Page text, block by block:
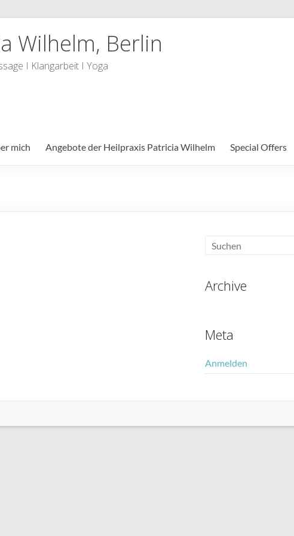
Wilhelm, Berlin
I Klangarbeit I Yoga
mich Angebote der Heilpraxis Patricia Wilhelm Special Offers
Archive
Meta
Anmelden